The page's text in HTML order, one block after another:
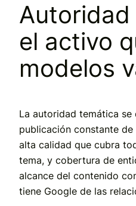
el activo
modelos
La autoridad temática
publicación constante
alta calidad que cubra
tema, y cobertura de
alcance del contenido
tiene Google de las